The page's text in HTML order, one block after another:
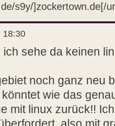
s9y/]zockertown.de[/
18:30
ich sehe da keinen
noch ganz neu
wie das
mit linux zurück!!